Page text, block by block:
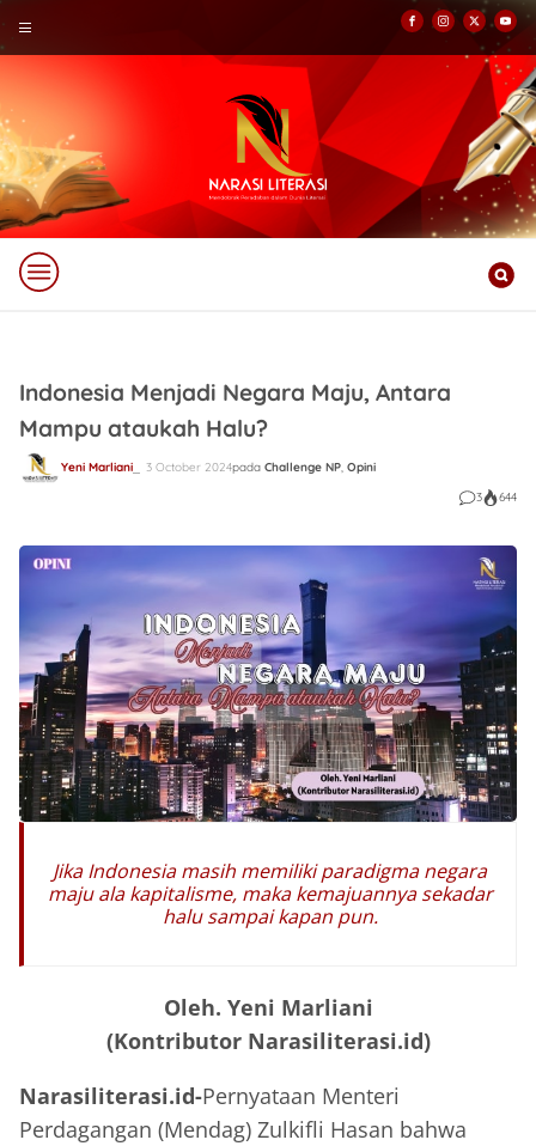
Indonesia Menjadi Negara Maju, Antara
Mampu ataukah Halu?
Yeni Marliani 3 October 2024pada Challenge NP Opini
3
644
Jika Indonesia masih memiliki paradigma negara
maju ala kapitalisme, maka kemajuannya sekadar
halu sampai kapan pun.
Oleh. Yeni Marliani
(Kontributor Narasiliterasi.id)
Narasiliterasi.id-Pernyataan Menteri
Perdagangan (Mendag) Zulkifli Hasan bahwa